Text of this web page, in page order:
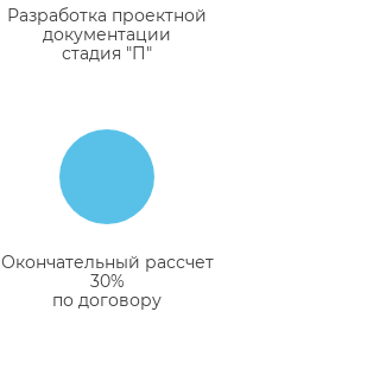
Разработка проектной
документации
стадия "П"
Окончательный рассчет
30%
по договору